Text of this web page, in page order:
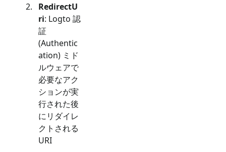
RedirectU
ri: Logto 認
証
(Authentic
ation) ミド
ルウェアで
必要なアク
ションが実
行された後
にリダイレ
クトされる
URI